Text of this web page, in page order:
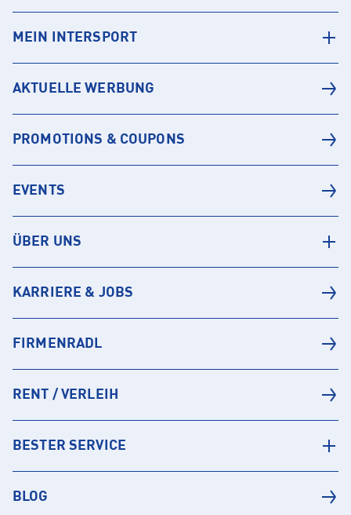
MEIN INTERSPORT
AKTUELLE WERBUNG
PROMOTIONS & COUPONS
EVENTS
ÜBER UNS
KARRIERE & JOBS
FIRMENRADL
RENT / VERLEIH
BESTER SERVICE
BLOG